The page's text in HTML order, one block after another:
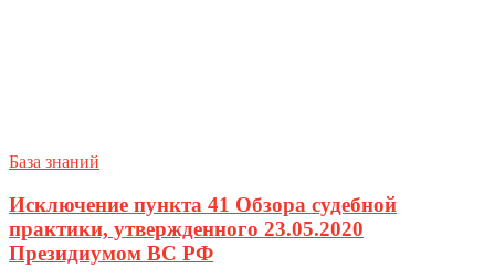
База знаний
Исключение пункта 41 Обзора судебной
практики, утвержденного 23.05.2020
Президиумом ВС РФ